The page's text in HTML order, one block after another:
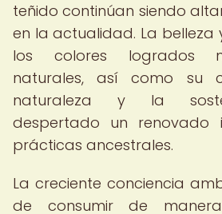
teñido continúan siendo
en la actualidad. La belleza
los colores logrados
naturales, así como su
naturaleza y la
despertado un renovado
prácticas ancestrales.
La creciente conciencia
de consumir de